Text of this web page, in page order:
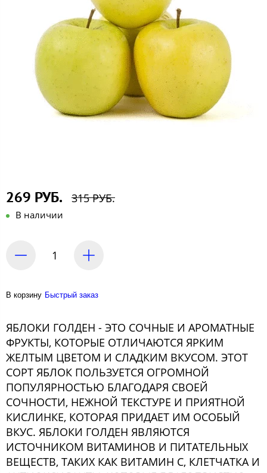
269 РУБ. 315 РУБ.
В наличии
В корзину Быстрый заказ
ЯБЛОКИ ГОЛДЕН - ЭТО СОЧНЫЕ И АРОМАТНЫЕ
ФРУКТЫ, КОТОРЫЕ ОТЛИЧАЮТСЯ ЯРКИМ
ЖЕЛТЫМ ЦВЕТОМ И СЛАДКИМ ВКУСОМ. ЭТОТ
СОРТ ЯБЛОК ПОЛЬЗУЕТСЯ ОГРОМНОЙ
ПОПУЛЯРНОСТЬЮ БЛАГОДАРЯ СВОЕЙ
СОЧНОСТИ, НЕЖНОЙ ТЕКСТУРЕ И ПРИЯТНОЙ
КИСЛИНКЕ, КОТОРАЯ ПРИДАЕТ ИМ ОСОБЫЙ
ВКУС. ЯБЛОКИ ГОЛДЕН ЯВЛЯЮТСЯ
ИСТОЧНИКОМ ВИТАМИНОВ И ПИТАТЕЛЬНЫХ
ВЕЩЕСТВ, ТАКИХ КАК ВИТАМИН C, КЛЕТЧАТКА И